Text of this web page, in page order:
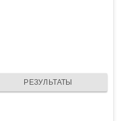
РЕЗУЛЬТАТЫ